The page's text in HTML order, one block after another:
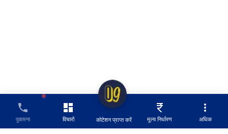
पुकारना विचारों कोटेशन प्राप्त करें मूल्य निर्धारण अधिक